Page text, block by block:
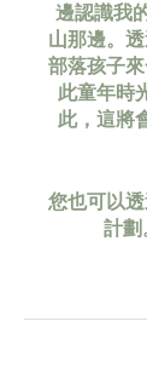
邊認識我
山那邊。
部落孩子
此童年時
此，這將
您也可以
計劃